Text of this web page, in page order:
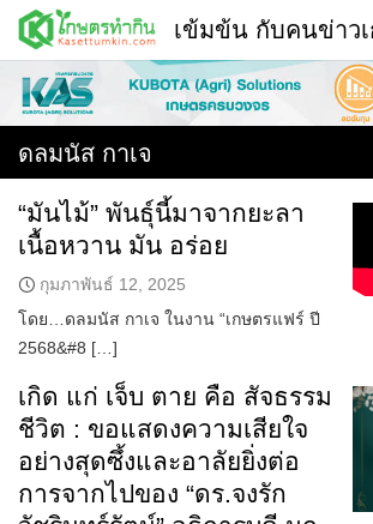
Skip
content
พืช
หน้าแรก
แวดวงเกษตร
ใคร ทำอะไร ที่ไหน
เข้มข้น กับคนข่าว
ดลมนัส กาเจ
“มันไม้” พันธุ์นี้มาจากยะลา
เนื้อหวาน มัน อร่อย
กุมภาพันธ์ 12, 2025
โดย…ดลมนัส กาเจ ในงาน “เกษตรแฟร์ ปี
2568&#8 […]
เกิด แก่ เจ็บ ตาย คือ สัจธรรม
ชีวิต : ขอแสดงความเสียใจ
อย่างสุดซึ้งและอาลัยยิ่งต่อ
การจากไปของ “ดร.จงรัก